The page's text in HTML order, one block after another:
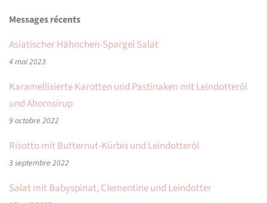
Messages récents
Asiatischer Hähnchen-Spargel Salat
4 mai 2023
Karamellisierte Karotten und Pastinaken mit Leindotteröl
und Ahornsirup
9 octobre 2022
Risotto mit Butternut-Kürbis und Leindotteröl
3 septembre 2022
Salat mit Babyspinat, Clementine und Leindotter